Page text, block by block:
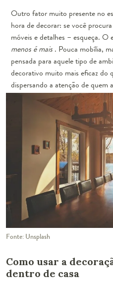
Outro fator muito presente no
hora de decorar: se você
móveis e detalhes – esqueça. O
menos é mais . Pouca mobília,
pensada para aquele tipo de
decorativo muito mais eficaz do
dispersando a atenção de quem
Fonte: Unsplash
Como usar a
dentro de casa